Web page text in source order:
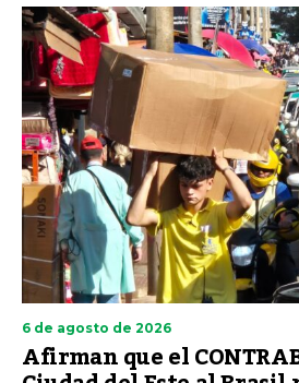
6 de agosto de 2026
Afirman que el